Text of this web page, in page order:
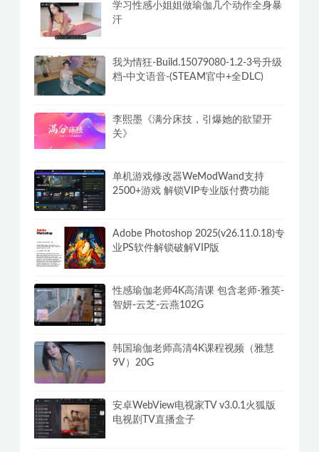
学习性感小姐姐做瑜伽几个动作全身暴
汗
我为情狂-Build.15079080-1.2-3号升级
档-中文语音-(STEAM官中+全DLC)
李熙墨《满分床技，引爆她的欲望开
关》
单机游戏修改器WeModWand支持
2500+游戏 解锁VIP专业版付费功能
Adobe Photoshop 2025(v26.11.0.18)专
业PS软件解锁破解VIP版
性感瑜伽老师4K高清课 包含老师-雅英-
智妍-云芝-云燕102G
韩国瑜伽老师高清4K课程视频（雅慧
9V）20G
安卓WebView电视家TV v3.0.1火狐版
电视剧TV直播盒子